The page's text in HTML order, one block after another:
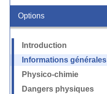
Options
Introduction
Informations générales
Physico-chimie
Dangers physiques